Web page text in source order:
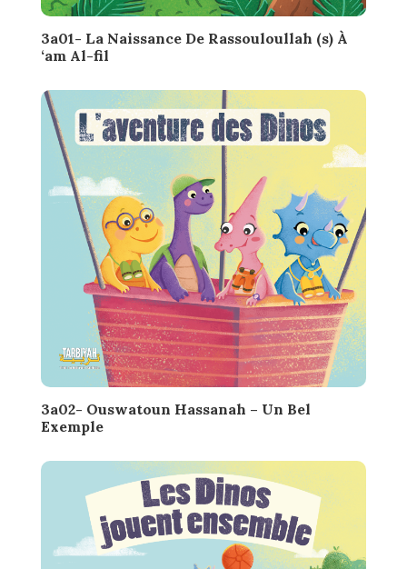
3a01- La Naissance De Rassouloullah (s) À
‘am Al-fil
3a02- Ouswatoun Hassanah – Un Bel
Exemple